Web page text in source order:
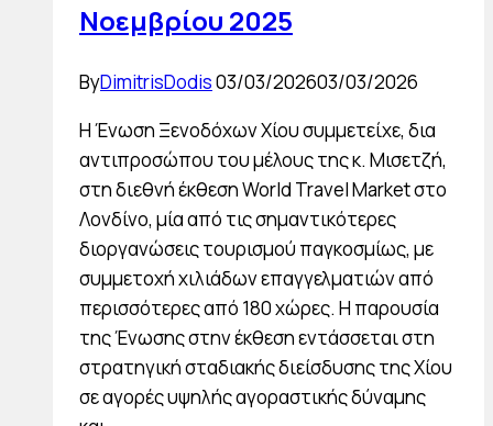
Νοεμβρίου 2025
ByDimitrisDodis03/03/202603/03/2026
Η Ένωση Ξενοδόχων Χίου συμμετείχε, δια
αντιπροσώπου του μέλους της κ. Μισετζή,
στη διεθνή έκθεση World Travel Market στο
Λονδίνο, μία από τις σημαντικότερες
διοργανώσεις τουρισμού παγκοσμίως, με
συμμετοχή χιλιάδων επαγγελματιών από
περισσότερες από 180 χώρες. Η παρουσία
της Ένωσης στην έκθεση εντάσσεται στη
στρατηγική σταδιακής διείσδυσης της Χίου
σε αγορές υψηλής αγοραστικής δύναμης